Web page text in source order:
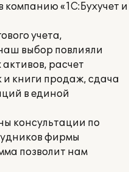
компанию «1С:Бухучет и
учета,
выбор повлияли
расчет
и книги продаж, сдача
в единой
консультации по
фирмы
позволит нам